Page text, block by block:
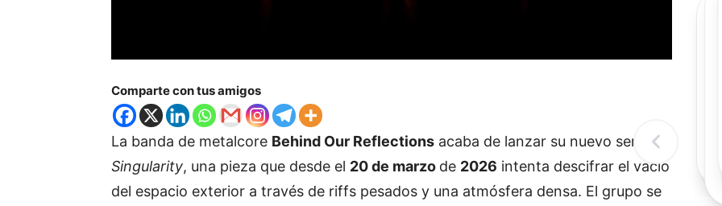
Comparte con tus amigos
La banda de metalcore Behind Our Reflections acaba de lanzar su nuevo sencillo
Singularity, una pieza que desde el 20 de marzo de 2026 intenta descifrar el vacío
del espacio exterior a través de riffs pesados y una atmósfera densa. El grupo se